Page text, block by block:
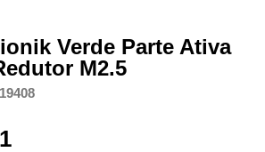
Verde Parte Ativa
M2.5